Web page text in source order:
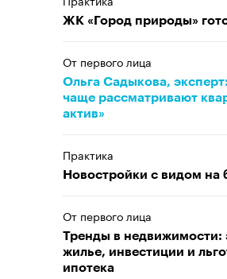
ЖК «Город природы»
От первого лица
Ольга Садыкова,
чаще рассматривают
актив»
Практика
Новостройки с видом на
От первого лица
Тренды в недвижимости:
жилье, инвестиции и
ипотека